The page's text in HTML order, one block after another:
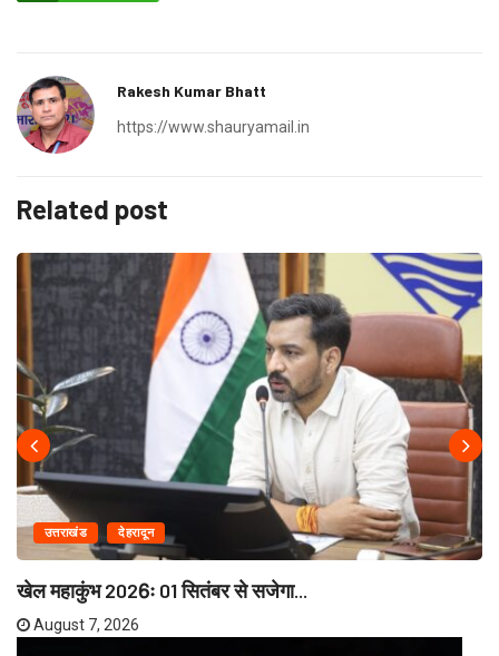
Rakesh Kumar Bhatt
https://www.shauryamail.in
Related post
उत्तराखंड देहरादून
खेल महाकुंभ 2026ः 01 सितंबर से सजेगा...
August 7, 2026